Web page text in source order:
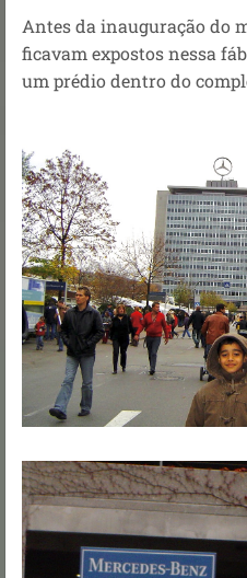
Antes da inauguração do
ficavam expostos nessa
um prédio dentro do